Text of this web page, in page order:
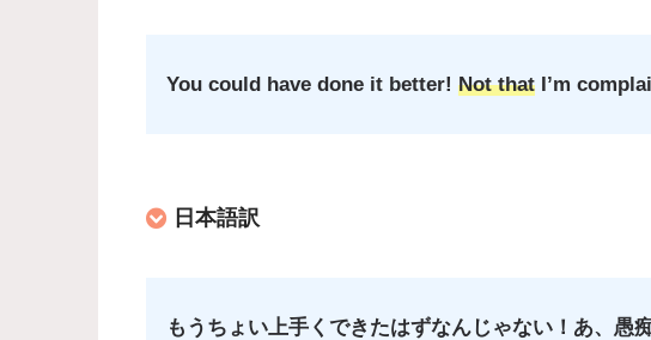
You could have done it better! Not that I’m
日本語訳
もうちょい上手くできたはずなんじゃない！あ、愚